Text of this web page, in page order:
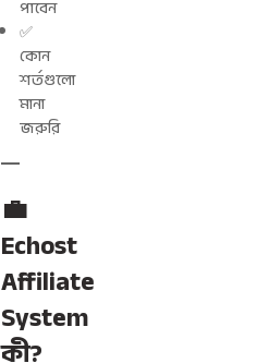
পাবেন
✅
কোন
শর্তগুলো
মানা
জরুরি
💼
Echost
Affiliate
System